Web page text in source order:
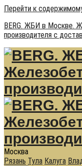
Перейти к
BERG. ЖБИ в Москве.
производителя с
Москва
Рязань Тула Калуга